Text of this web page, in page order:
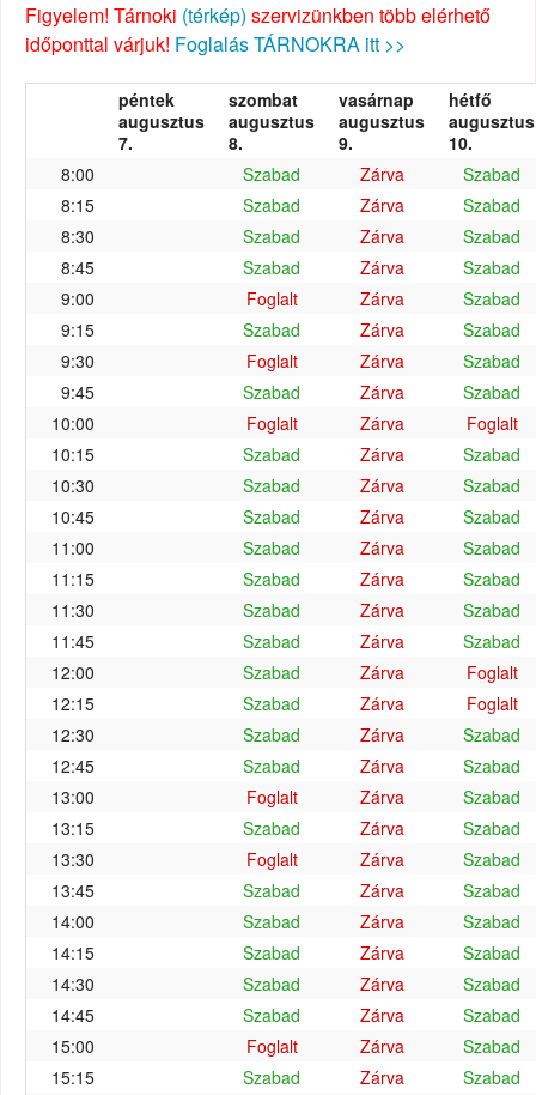
Figyelem! Tárnoki (térkép) szervizünkben több elérhető
időponttal várjuk! Foglalás TÁRNOKRA itt >>
péntek
augusztus
7.
szombat
augusztus
8.
vasárnap
augusztus
9.
hétfő
augusztus
10.
8:00
Szabad Zárva
Szabad
8:15
Szabad Zárva
Szabad
8:30
Szabad Zárva
Szabad
8:45
Szabad Zárva
Szabad
9:00
Foglalt Zárva
Szabad
9:15
Szabad Zárva
Szabad
9:30
Foglalt Zárva
Szabad
9:45
Szabad Zárva
Szabad
10:00
Foglalt Zárva
Foglalt
10:15
Szabad Zárva
Szabad
10:30
Szabad Zárva
Szabad
10:45
Szabad Zárva
Szabad
11:00
Szabad Zárva
Szabad
11:15
Szabad Zárva
Szabad
11:30
Szabad Zárva
Szabad
11:45
Szabad Zárva
Szabad
12:00
Szabad Zárva
Foglalt
12:15
Szabad Zárva
Foglalt
12:30
Szabad Zárva
Szabad
12:45
Szabad Zárva
Szabad
13:00
Foglalt Zárva
Szabad
13:15
Szabad Zárva
Szabad
13:30
Foglalt Zárva
Szabad
13:45
Szabad Zárva
Szabad
14:00
Szabad Zárva
Szabad
14:15
Szabad Zárva
Szabad
14:30
Szabad Zárva
Szabad
14:45
Szabad Zárva
Szabad
15:00
Foglalt Zárva
Szabad
15:15
Szabad Zárva
Szabad